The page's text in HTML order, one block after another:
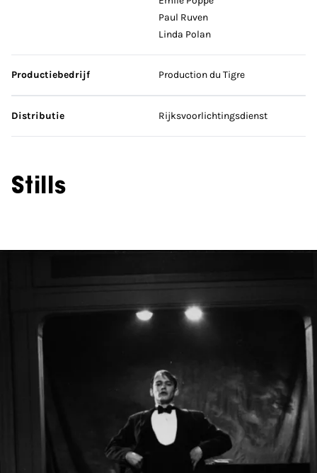
Paul Ruven
Linda Polan
Productiebedrijf Production du Tigre
Distributie Rijksvoorlichtingsdienst
Stills